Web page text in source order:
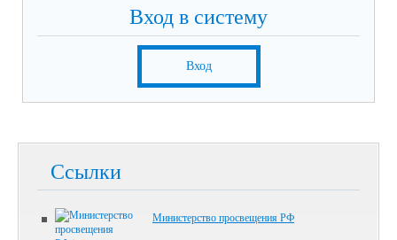
Вход в систему
Вход
Ссылки
Министерство просвещения РФ